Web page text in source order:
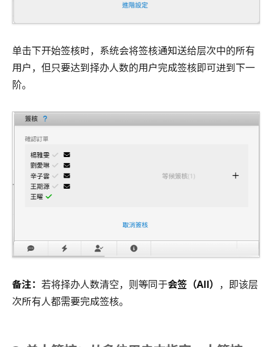
单击下开始签核时，系统会将签核通知送给层次中的所有
用户，但只要达到择办人数的用户完成签核即可进到下一
阶。
备注： 若将择办人数清空，则等同于会签（All） ，即该层
次所有人都需要完成签核。